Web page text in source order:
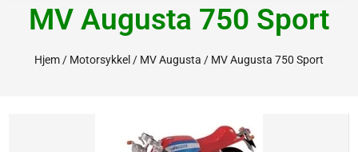
MV Augusta 750 Sport
Hjem / Motorsykkel / MV Augusta / MV Augusta 750 Sport